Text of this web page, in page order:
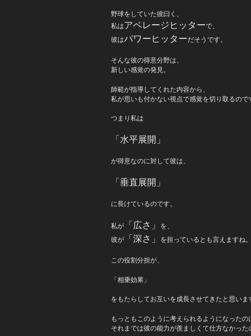
野球をしていた彼曰く、
私はアベレージヒッターで、
彼はパワーヒッターだそうです。
そんな彼の得意分野は、
新しい感覚の発見。
師範が指導してくれた内容から、
私が思いも付かない視点で感覚を切り取るので
つまり私は
「水平展開」
が得意なのに対して彼は、
「垂直展開」
に長けているのです。
私が 「広さ」
を、
彼が
「深さ」 を担っているとも言えますね。
この役割分担が、
「相乗効果」
をもたらしてお互いを成長させてきたと思いま
もっともこのように考えられるようになったの
それまでは彼の能力が羨ましくて仕方なかった